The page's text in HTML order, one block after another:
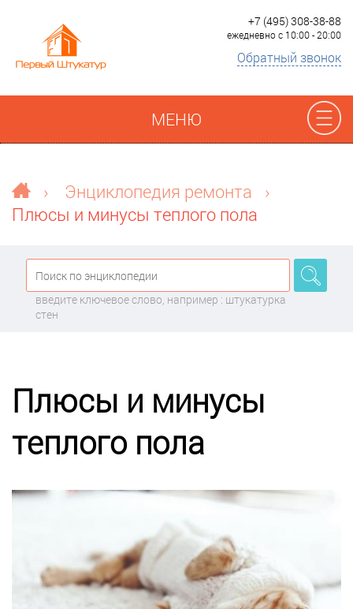
+7 (495) 308-38-88
ежедневно с 10:00 - 20:00
Обратный звонок
МЕНЮ
Наши работы
Преимущества
О компании
Этапы работ
Цены
Энциклопедия ремонта
Контакты
› Энциклопедия ремонта
›
Плюсы и минусы теплого пола
введите ключевое слово, например : штукатурка
стен
Плюсы и минусы
теплого пола